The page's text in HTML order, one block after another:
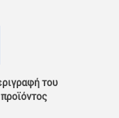
του
προϊόντος